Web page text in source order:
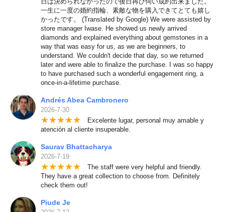
一生に一度の婚約指輪、素敵な物を購入できてとても嬉し
かったです。 (Translated by Google) We were assisted by
store manager Iwase. He showed us newly arrived
diamonds and explained everything about gemstones in a
way that was easy for us, as we are beginners, to
understand. We couldn't decide that day, so we returned
later and were able to finalize the purchase. I was so happy
to have purchased such a wonderful engagement ring, a
once-in-a-lifetime purchase.
Andrés Abea Cambronero
2026-7-30
★★★★★ Excelente lugar, personal muy amable y
atención al cliente insuperable.
Saurav Bhattacharya
2026-7-19
★★★★★ The staff were very helpful and friendly.
They have a great collection to choose from. Definitely
check them out!
Piude Je